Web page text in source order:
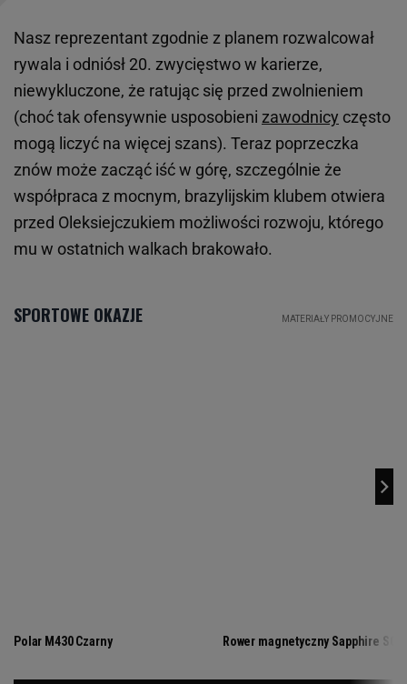
Nasz reprezentant zgodnie z planem rozwalcował
rywala i odniósł 20. zwycięstwo w karierze,
niewykluczone, że ratując się przed zwolnieniem
(choć tak ofensywnie usposobieni zawodnicy często
mogą liczyć na więcej szans). Teraz poprzeczka
znów może zacząć iść w górę, szczególnie że
współpraca z mocnym, brazylijskim klubem otwiera
przed Oleksiejczukiem możliwości rozwoju, którego
mu w ostatnich walkach brakowało.